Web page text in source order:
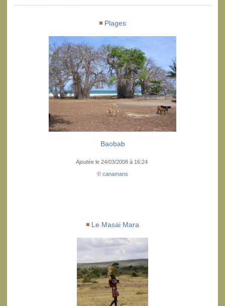
Plages
Baobab
Ajoutée le 24/03/2008 à 16:24
© canamans
Le Masai Mara